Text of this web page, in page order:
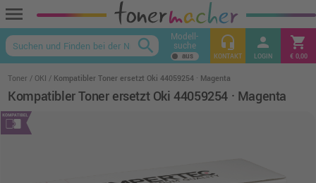
menu
keyboard_arrow_up
search Modell-
suche headset_mic
KONTAKT
person
LOGIN
shopping_cart
€ 0,00
Toner OKI Kompatibler Toner ersetzt Oki 44059254 · Magenta
Kompatibler Toner ersetzt Oki 44059254 · Magenta